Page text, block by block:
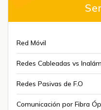
Red Móvil
Redes Cableadas vs
Redes Pasivas de F.O
Comunicación por Fibra